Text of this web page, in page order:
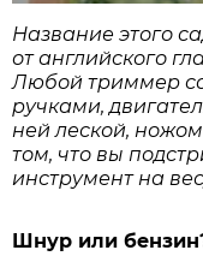
Название этого
от английского
Любой триммер
ручками,
ней леской,
том, что вы
инструмент на
Шнур или